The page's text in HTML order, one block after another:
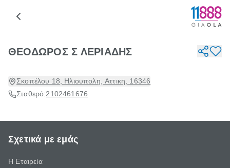
ΘΕΟΔΩΡΟΣ Σ ΛΕΡΙΑΔΗΣ
Σκοπέλου 18, Ηλιουπολη, Αττικη, 16346
Σταθερό:2102461676
Σχετικά με εμάς
Η Εταιρεία